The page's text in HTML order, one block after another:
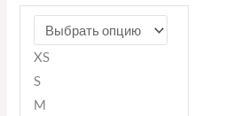
XS
S
M